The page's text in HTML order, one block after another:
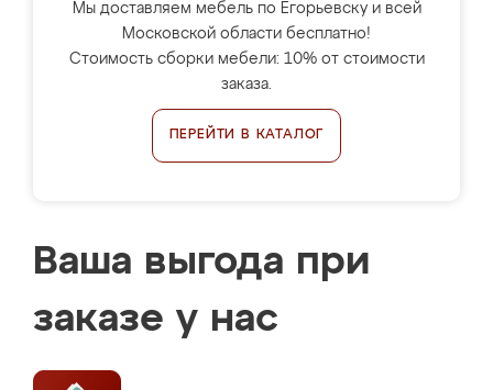
Мы доставляем мебель по Егорьевску и всей
Московской области бесплатно!
Стоимость сборки мебели: 10% от стоимости
заказа.
ПЕРЕЙТИ В КАТАЛОГ
Ваша выгода при
заказе у нас